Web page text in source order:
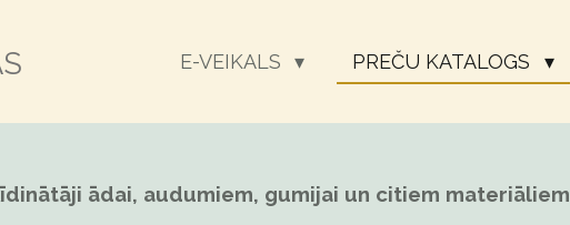
E-VEIKALS PREČU KATALOGS
ādai, audumiem, gumijai un citiem materiāliem